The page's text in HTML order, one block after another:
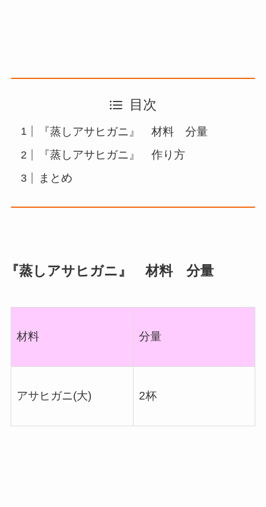
目次
『蒸しアサヒガニ』 材料 分量
『蒸しアサヒガニ』 作り方
まとめ
『蒸しアサヒガニ』材料 分量
材料 分量
アサヒガニ(大) 2杯